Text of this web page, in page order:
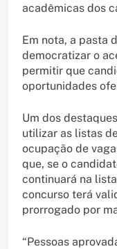
acadêmicas dos
Em nota, a pasta
democratizar o
permitir que
oportunidades
Um dos
utilizar as listas
ocupação de
que, se o
continuará na
concurso terá
prorrogado por
“Pessoas